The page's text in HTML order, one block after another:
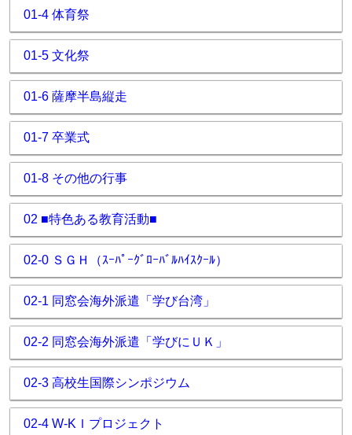
01-4 体育祭
01-5 文化祭
01-6 薩摩半島縦走
01-7 卒業式
01-8 その他の行事
02 ■特色ある教育活動■
02-0 ＳＧＨ（ｽｰﾊﾟｰｸﾞﾛｰﾊﾞﾙﾊｲｽｸｰﾙ）
02-1 同窓会海外派遣「学び台湾」
02-2 同窓会海外派遣「学びにＵＫ」
02-3 高校生国際シンポジウム
02-4 W-KＩプロジェクト